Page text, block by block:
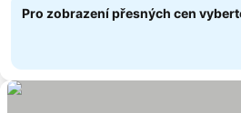
Pro zobrazení přesných cen